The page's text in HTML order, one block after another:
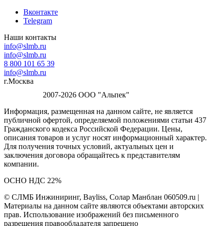
Вконтакте
Telegram
Наши контакты
info@slmb.ru
info@slmb.ru
8 800 101 65 39
info@slmb.ru
г.Москва
2007-2026 ООО "Альпек"
Информация, размещенная на данном сайте, не является
публичной офертой, определяемой положениями статьи 437
Гражданского кодекса Российской Федерации. Цены,
описания товаров и услуг носят информационный характер.
Для получения точных условий, актуальных цен и
заключения договора обращайтесь к представителям
компании.
ОСНО НДС 22%
© СЛМБ Инжиниринг, Bayliss, Солар Манблан 060509.ru |
Материалы на данном сайте являются объектами авторских
прав. Использование изображений без письменного
разрешения правообладателя запрещено